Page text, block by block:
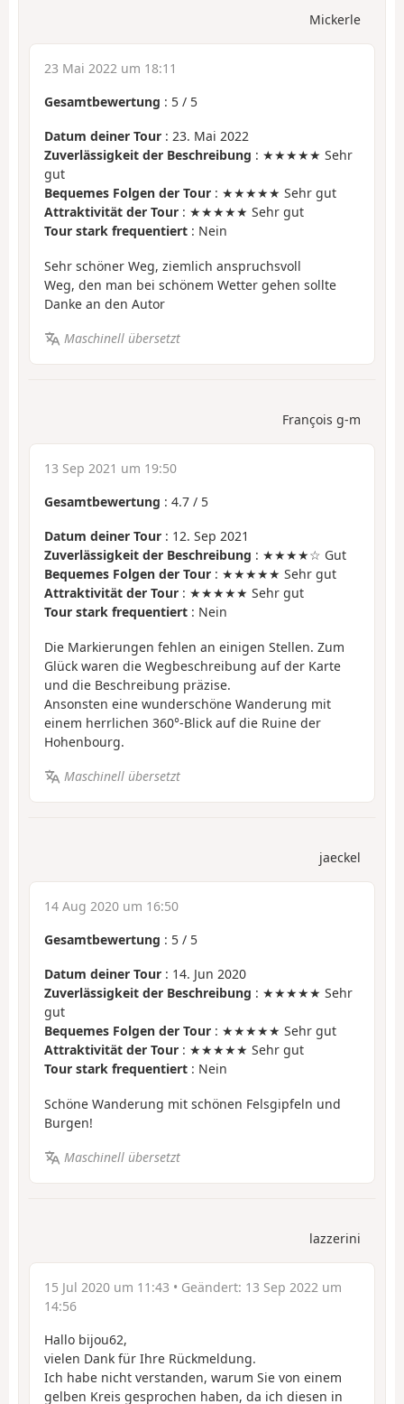
Mickerle
23 Mai 2022 um 18:11
Gesamtbewertung : 5 / 5
Datum deiner Tour : 23. Mai 2022
Zuverlässigkeit der Beschreibung : ★★★★★ Sehr
gut
Bequemes Folgen der Tour : ★★★★★ Sehr gut
Attraktivität der Tour : ★★★★★ Sehr gut
Tour stark frequentiert : Nein
Sehr schöner Weg, ziemlich anspruchsvoll
Weg, den man bei schönem Wetter gehen sollte
Danke an den Autor
Maschinell übersetzt
François g-m
13 Sep 2021 um 19:50
Gesamtbewertung : 4.7 / 5
Datum deiner Tour : 12. Sep 2021
Zuverlässigkeit der Beschreibung : ★★★★☆ Gut
Bequemes Folgen der Tour : ★★★★★ Sehr gut
Attraktivität der Tour : ★★★★★ Sehr gut
Tour stark frequentiert : Nein
Die Markierungen fehlen an einigen Stellen. Zum
Glück waren die Wegbeschreibung auf der Karte
und die Beschreibung präzise.
Ansonsten eine wunderschöne Wanderung mit
einem herrlichen 360°-Blick auf die Ruine der
Hohenbourg.
Maschinell übersetzt
jaeckel
14 Aug 2020 um 16:50
Gesamtbewertung : 5 / 5
Datum deiner Tour : 14. Jun 2020
Zuverlässigkeit der Beschreibung : ★★★★★ Sehr
gut
Bequemes Folgen der Tour : ★★★★★ Sehr gut
Attraktivität der Tour : ★★★★★ Sehr gut
Tour stark frequentiert : Nein
Schöne Wanderung mit schönen Felsgipfeln und
Burgen!
Maschinell übersetzt
lazzerini
15 Jul 2020 um 11:43 • Geändert: 13 Sep 2022 um
14:56
Hallo bijou62,
vielen Dank für Ihre Rückmeldung.
Ich habe nicht verstanden, warum Sie von einem
gelben Kreis gesprochen haben, da ich diesen in